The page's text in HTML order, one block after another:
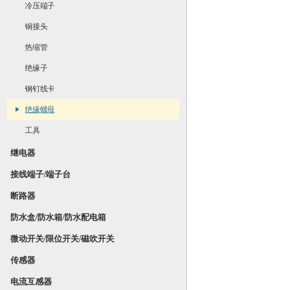
冷压端子
铜接头
热缩管
绝缘子
钢钉线卡
绝缘螺母
工具
继电器
接线端子/端子台
断路器
防水盒/防水箱/防水配电箱
微动开关/限位开关/磁吹开关
传感器
电流互感器